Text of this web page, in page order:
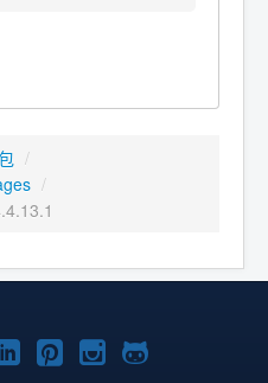
/
/
Linkedln
Pinterest
Instagram
GitHub